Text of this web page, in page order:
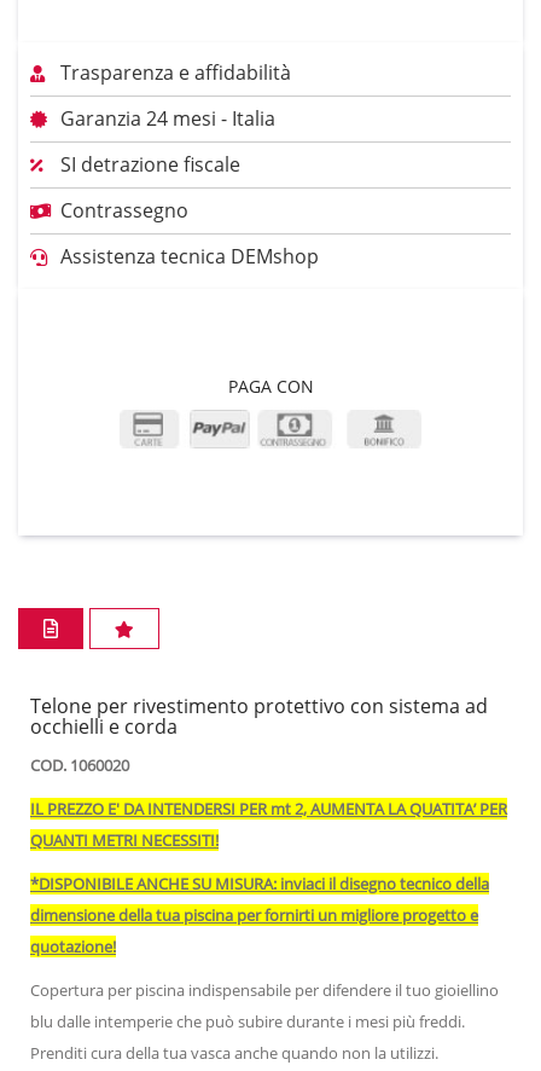
Trasparenza e affidabilità
Garanzia 24 mesi - Italia
SI detrazione fiscale
Contrassegno
Assistenza tecnica DEMshop
PAGA CON
Telone per rivestimento protettivo con sistema ad
occhielli e corda
COD. 1060020
IL PREZZO E' DA INTENDERSI PER mt 2, AUMENTA LA QUATITA’ PER
QUANTI METRI NECESSITI!
*DISPONIBILE ANCHE SU MISURA: inviaci il disegno tecnico della
dimensione della tua piscina per fornirti un migliore progetto e
quotazione!
Copertura per piscina indispensabile per difendere il tuo gioiellino
blu dalle intemperie che può subire durante i mesi più freddi.
Prenditi cura della tua vasca anche quando non la utilizzi.